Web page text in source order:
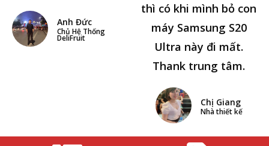
Anh Đức
Chủ Hệ Thống
DeliFruit
thì có khi mình bỏ con
máy Samsung S20
Ultra này đi mất.
Thank trung tâm.
Chị Giang
Nhà thiết kế